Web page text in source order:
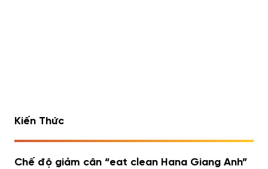
Kiến Thức
Chế độ giảm cân “eat clean Hana Giang Anh”